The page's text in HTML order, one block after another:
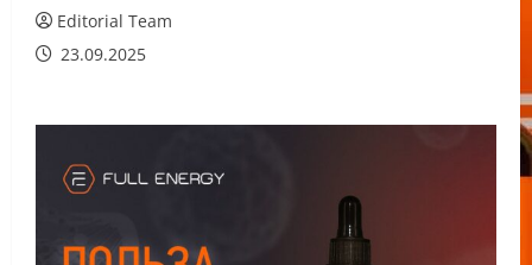
Editorial Team
23.09.2025